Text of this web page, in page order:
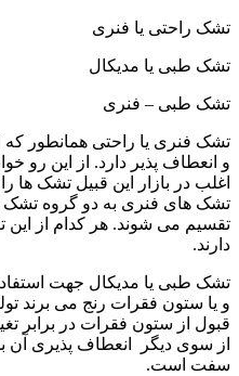
تشک راحتی یا فنری
تشک طبی یا مدیکال
تشک طبی – فنری
تشک فنری یا راحتی همانطور
و انعطاف پذیر دارد. از این رو
اغلب در بازار این قبیل تشک ها
تشک های فنری به دو گروه
تقسیم می شوند. هر کدام از این
دارند.
تشک طبی یا مدیکال جهت
و یا ستون فقرات رنج می برند
قبول از ستون فقرات در برابر
از سوی دیگر انعطاف پذیری آن
سفت است.